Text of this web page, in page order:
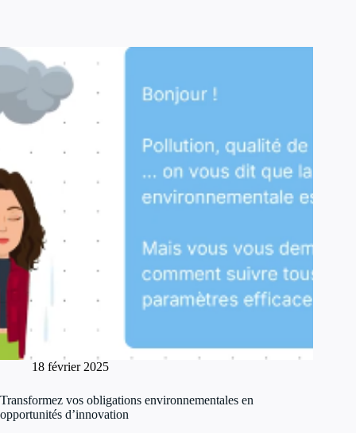
18 février 2025
Transformez vos obligations environnementales en
opportunités d’innovation